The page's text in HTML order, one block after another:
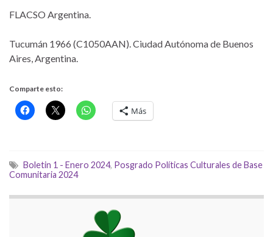
FLACSO Argentina.
Tucumán 1966 (C1050AAN). Ciudad Autónoma de Buenos
Aires, Argentina.
Comparte esto:
Más
Boletin 1 - Enero 2024, Posgrado Políticas Culturales de Base
Comunitaria 2024